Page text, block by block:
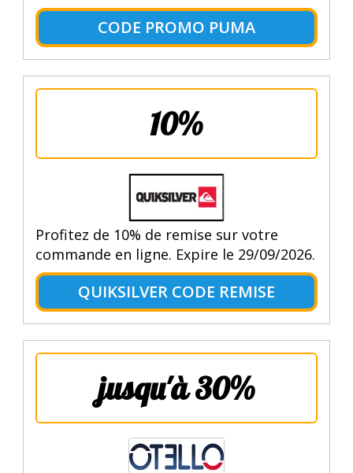
CODE PROMO PUMA
10%
Profitez de 10% de remise sur votre
commande en ligne. Expire le 29/09/2026.
QUIKSILVER CODE REMISE
jusqu'à 30%